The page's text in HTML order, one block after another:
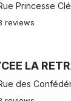
Princesse
reviews
LA
des